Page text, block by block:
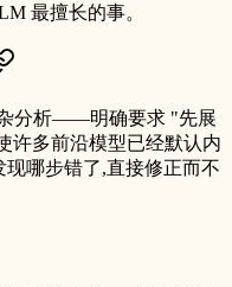
最擅长的事。
分析——明确要求 "先展
许多前沿模型已经默认内
现哪步错了,直接修正而不